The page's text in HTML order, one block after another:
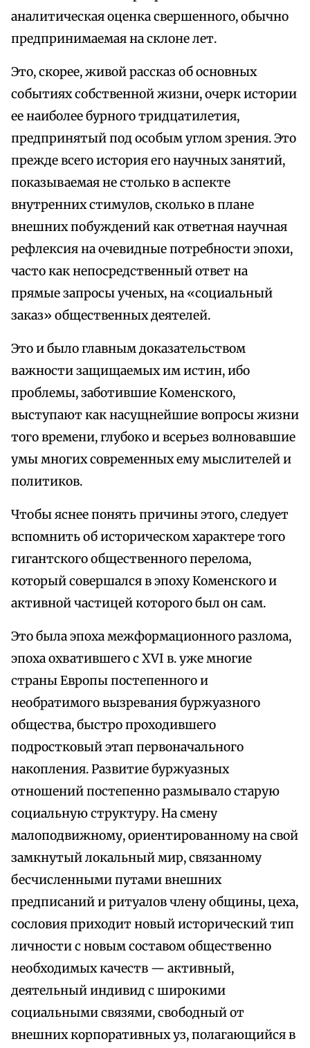
аналитическая оценка свершенного, обычно
предпринимаемая на склоне лет.
Это, скорее, живой рассказ об основных
событиях собственной жизни, очерк истории
ее наиболее бурного тридцатилетия,
предпринятый под особым углом зрения. Это
прежде всего история его научных занятий,
показываемая не столько в аспекте
внутренних стимулов, сколько в плане
внешних побуждений как ответная научная
рефлексия на очевидные потребности эпохи,
часто как непосредственный ответ на
прямые запросы ученых, на «социальный
заказ» общественных деятелей.
Это и было главным доказательством
важности защищаемых им истин, ибо
проблемы, заботившие Коменского,
выступают как насущнейшие вопросы жизни
того времени, глубоко и всерьез волновавшие
умы многих современных ему мыслителей и
политиков.
Чтобы яснее понять причины этого, следует
вспомнить об историческом характере того
гигантского общественного перелома,
который совершался в эпоху Коменского и
активной частицей которого был он сам.
Это была эпоха межформационного разлома,
эпоха охватившего с XVI в. уже многие
страны Европы постепенного и
необратимого вызревания буржуазного
общества, быстро проходившего
подростковый этап первоначального
накопления. Развитие буржуазных
отношений постепенно размывало старую
социальную структуру. На смену
малоподвижному, ориентированному на свой
замкнутый локальный мир, связанному
бесчисленными путами внешних
предписаний и ритуалов члену общины, цеха,
сословия приходит новый исторический тип
личности с новым составом общественно
необходимых качеств — активный,
деятельный индивид с широкими
социальными связями, свободный от
внешних корпоративных уз, полагающийся в